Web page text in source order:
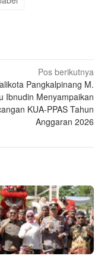
Pos berikutnya
Pangkalpinang M.
Ibnudin Menyampaikan
KUA-PPAS Tahun
Anggaran 2026